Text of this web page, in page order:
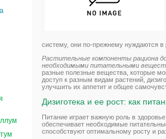
систему, они по-прежнему нуждаются в
Растительные компоненты рациона
необходимыми питательными
разные полезные вещества, которые
доступ к разным видам растений,
улучшить их аппетит и общее
Дизиготека и ее рост: как
Питание играет важную роль в
обеспечивает необходимые
способствуют оптимальному росту и